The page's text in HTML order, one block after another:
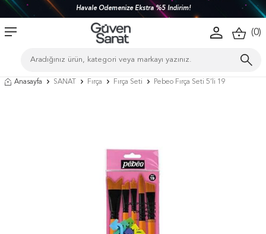
Havale Ödemenize Ekstra %5 İndirim!
(0)
Anasayfa SANAT Fırça Fırça Seti Pebeo Fırça Seti 5’li 19